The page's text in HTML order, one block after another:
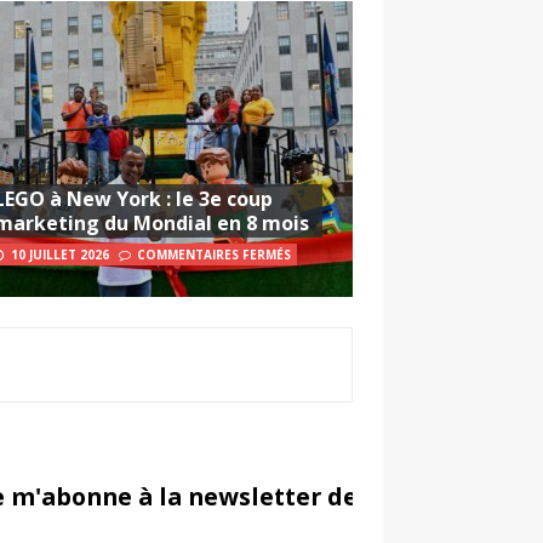
à New York : le 3e coup
du Mondial en 8 mois
10 JUILLET 2026 COMMENTAIRES FERMÉS
m'abonne à la newsletter de